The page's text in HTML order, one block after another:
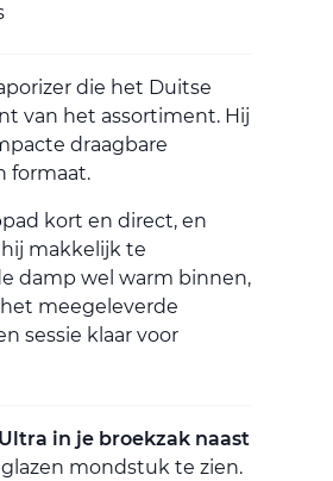
die het Duitse
van het assortiment. Hij
draagbare
formaat.
kort en direct, en
makkelijk te
damp wel warm binnen,
meegeleverde
sessie klaar voor
in je broekzak naast
mondstuk te zien.